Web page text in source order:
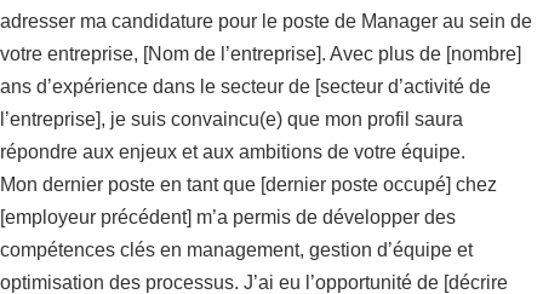
adresser ma candidature pour le poste de Manager au sein de
votre entreprise, [Nom de l’entreprise]. Avec plus de [nombre]
ans d’expérience dans le secteur de [secteur d’activité de
l’entreprise], je suis convaincu(e) que mon profil saura
répondre aux enjeux et aux ambitions de votre équipe.
Mon dernier poste en tant que [dernier poste occupé] chez
[employeur précédent] m’a permis de développer des
compétences clés en management, gestion d’équipe et
optimisation des processus. J’ai eu l’opportunité de [décrire